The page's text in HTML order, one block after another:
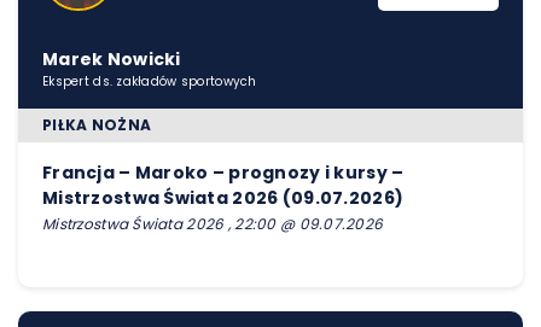
Marek Nowicki
Ekspert ds. zakładów sportowych
PIŁKA NOŻNA
Francja – Maroko – prognozy i kursy –
Mistrzostwa Świata 2026 (09.07.2026)
Mistrzostwa Świata 2026 , 22:00 @ 09.07.2026